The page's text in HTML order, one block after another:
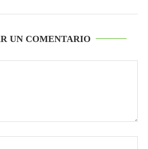
UN COMENTARIO